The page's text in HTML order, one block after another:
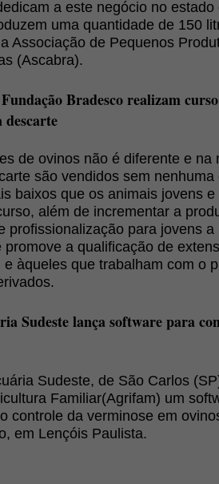
a este negócio no
uma quantidade de 150
Associação de Pequenos
(Ascabra).
Bradesco realizam
descarte
de ovinos não é diferente e na
são vendidos sem
baixos que os animais jovens
além de incrementar a
profissionalização para jovens
promove a qualificação de
e àqueles que trabalham com o
Sudeste lança software para
Sudeste, de São Carlos
Familiar(Agrifam) um
controle da verminose em
em Lençóis Paulista.